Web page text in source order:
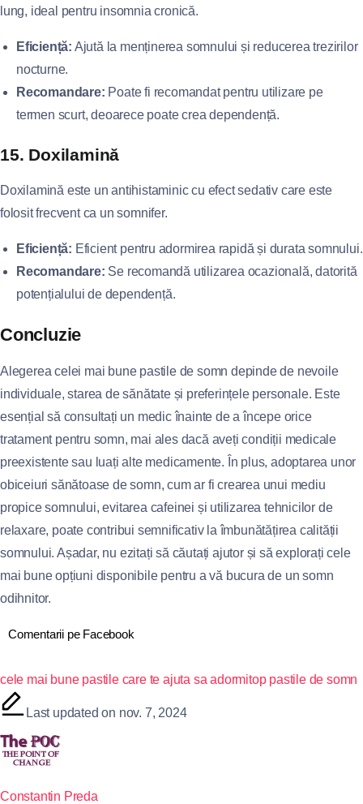
lung, ideal pentru insomnia cronică.
Eficiență: Ajută la menținerea somnului și reducerea trezirilor
nocturne.
Recomandare: Poate fi recomandat pentru utilizare pe
termen scurt, deoarece poate crea dependență.
15. Doxilamină
Doxilamină este un antihistaminic cu efect sedativ care este
folosit frecvent ca un somnifer.
Eficiență: Eficient pentru adormirea rapidă și durata somnului.
Recomandare: Se recomandă utilizarea ocazională, datorită
potențialului de dependență.
Concluzie
Alegerea celei mai bune pastile de somn depinde de nevoile
individuale, starea de sănătate și preferințele personale. Este
esențial să consultați un medic înainte de a începe orice
tratament pentru somn, mai ales dacă aveți condiții medicale
preexistente sau luați alte medicamente. În plus, adoptarea unor
obiceiuri sănătoase de somn, cum ar fi crearea unui mediu
propice somnului, evitarea cafeinei și utilizarea tehnicilor de
relaxare, poate contribui semnificativ la îmbunătățirea calității
somnului. Așadar, nu ezitați să căutați ajutor și să explorați cele
mai bune opțiuni disponibile pentru a vă bucura de un somn
odihnitor.
Comentarii pe Facebook
cele mai bune pastile care te ajuta sa adormitop pastile de somn
Last updated on nov. 7, 2024
Constantin Preda